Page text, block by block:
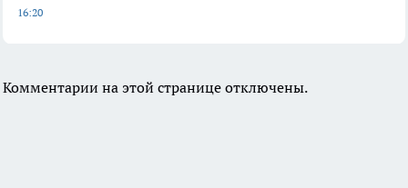
16:20
Комментарии на этой странице отключены.